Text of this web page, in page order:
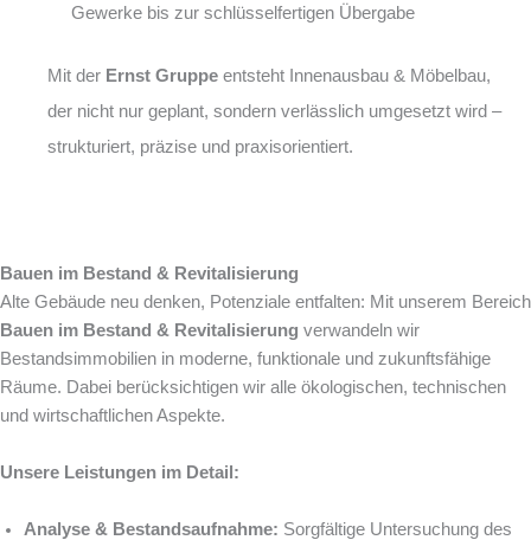
Gewerke bis zur schlüsselfertigen Übergabe
Mit der Ernst Gruppe entsteht Innenausbau & Möbelbau,
der nicht nur geplant, sondern verlässlich umgesetzt wird –
strukturiert, präzise und praxisorientiert.
Bauen im Bestand & Revitalisierung
Alte Gebäude neu denken, Potenziale entfalten: Mit unserem Bereich
Bauen im Bestand & Revitalisierung verwandeln wir
Bestandsimmobilien in moderne, funktionale und zukunftsfähige
Räume. Dabei berücksichtigen wir alle ökologischen, technischen
und wirtschaftlichen Aspekte.
Unsere Leistungen im Detail:
Analyse & Bestandsaufnahme: Sorgfältige Untersuchung des